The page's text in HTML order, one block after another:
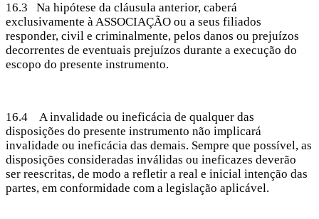
16.3 Na hipótese da cláusula anterior, caberá
exclusivamente à ASSOCIAÇÃO ou a seus filiados
responder, civil e criminalmente, pelos danos ou prejuízos
decorrentes de eventuais prejuízos durante a execução do
escopo do presente instrumento.
16.4 A invalidade ou ineficácia de qualquer das
disposições do presente instrumento não implicará
invalidade ou ineficácia das demais. Sempre que possível, as
disposições consideradas inválidas ou ineficazes deverão
ser reescritas, de modo a refletir a real e inicial intenção das
partes, em conformidade com a legislação aplicável.